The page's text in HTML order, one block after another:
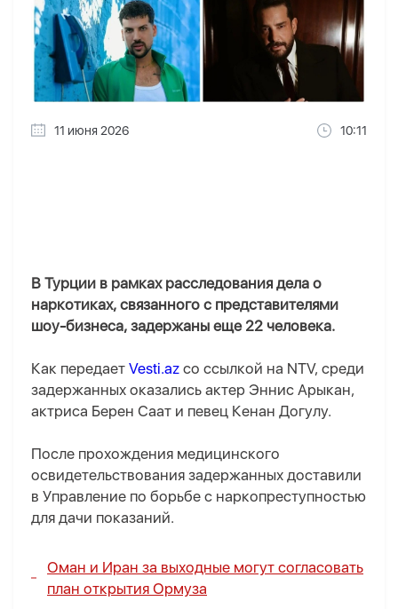
11 июня 2026 10:11
В Турции в рамках расследования дела о
наркотиках, связанного с представителями
шоу-бизнеса, задержаны еще 22 человека.
Как передает Vesti.az со ссылкой на NTV, среди
задержанных оказались актер Эннис Арыкан,
актриса Берен Саат и певец Кенан Догулу.
После прохождения медицинского
освидетельствования задержанных доставили
в Управление по борьбе с наркопреступностью
для дачи показаний.
Оман и Иран за выходные могут согласовать
план открытия Ормуза